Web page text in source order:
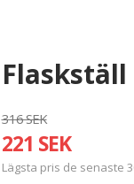
Flaskställ
316 SEK
221 SEK
Lägsta pris de senaste